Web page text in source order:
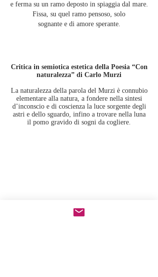
e ferma su un ramo deposto in spiaggia dal mare.
Fissa, su quel ramo pensoso, solo
sognante e di amore sperante.
Critica in semiotica estetica della Poesia “Con
naturalezza” di Carlo Murzi
La naturalezza della parola del Murzi è connubio
elementare alla natura, a fondere nella sintesi
d’inconscio e di coscienza la luce sorgente degli
astri e dello sguardo, infino a trovare nella luna
il pomo gravido di sogni da cogliere.